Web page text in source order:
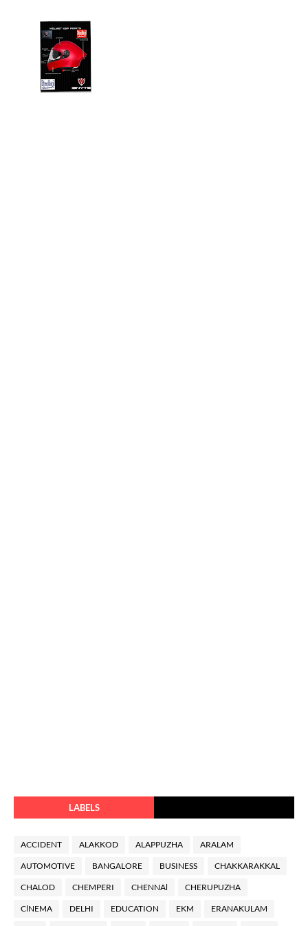
LABELS
ACCIDENT ALAKKOD ALAPPUZHA ARALAM
AUTOMOTIVE BANGALORE BUSINESS CHAKKARAKKAL
CHALOD CHEMPERI CHENNAl CHERUPUZHA
ClNEMA DELHI EDUCATION EKM ERANAKULAM